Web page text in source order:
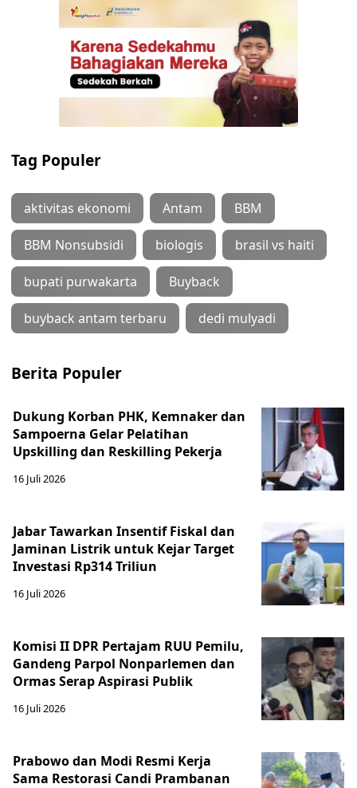
Tag Populer
aktivitas ekonomi Antam BBM
BBM Nonsubsidi biologis brasil vs haiti
bupati purwakarta Buyback
buyback antam terbaru dedi mulyadi
Berita Populer
Dukung Korban PHK, Kemnaker dan
Sampoerna Gelar Pelatihan
Upskilling dan Reskilling Pekerja
16 Juli 2026
Jabar Tawarkan Insentif Fiskal dan
Jaminan Listrik untuk Kejar Target
Investasi Rp314 Triliun
16 Juli 2026
Komisi II DPR Pertajam RUU Pemilu,
Gandeng Parpol Nonparlemen dan
Ormas Serap Aspirasi Publik
16 Juli 2026
Prabowo dan Modi Resmi Kerja
Sama Restorasi Candi Prambanan